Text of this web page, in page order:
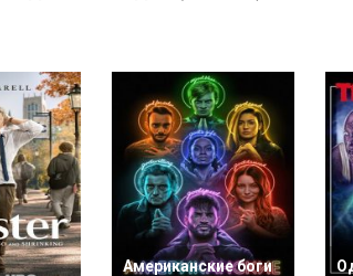
Американские боги